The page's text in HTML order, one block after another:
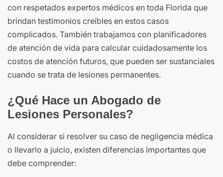
con respetados expertos médicos en toda Florida que
brindan testimonios creíbles en estos casos
complicados. También trabajamos con planificadores
de atención de vida para calcular cuidadosamente los
costos de atención futuros, que pueden ser sustanciales
cuando se trata de lesiones permanentes.
¿Qué Hace un Abogado de
Lesiones Personales?
Al considerar si resolver su caso de negligencia médica
o llevarlo a juicio, existen diferencias importantes que
debe comprender: